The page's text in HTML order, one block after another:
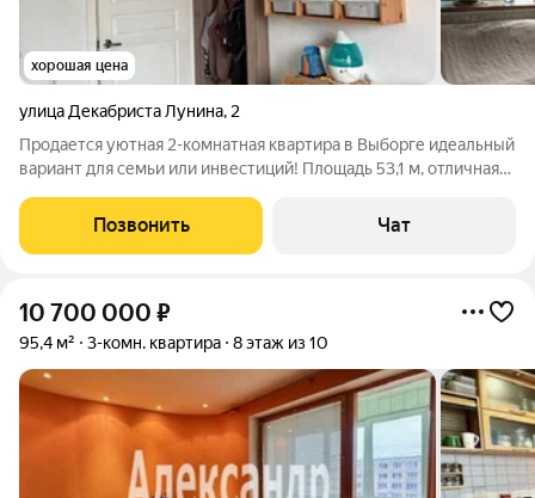
хорошая цена
улица Декабриста Лунина, 2
Продается уютная 2-комнатная квартира в Выборге идеальный
вариант для семьи или инвестиций! Площадь 53,1 м, отличная
совмещенный санузел с современной сантехникой. Квартира
в хорошем жилом состоянии
Позвонить Чат
10 700 000 ₽
95,4 м² 3-комн. квартира 8 этаж из 10